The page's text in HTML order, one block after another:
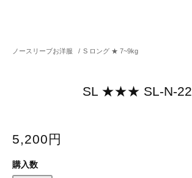
ノースリーブお洋服 / S ロング ★ 7~9kg
SL ★★★ SL-N-22
5,200円
購入数